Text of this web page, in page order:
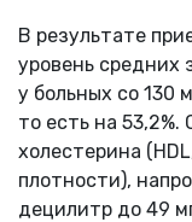
В результате
уровень средних
у больных со 130
то есть на
холестерина
плотности),
децилитр до 49